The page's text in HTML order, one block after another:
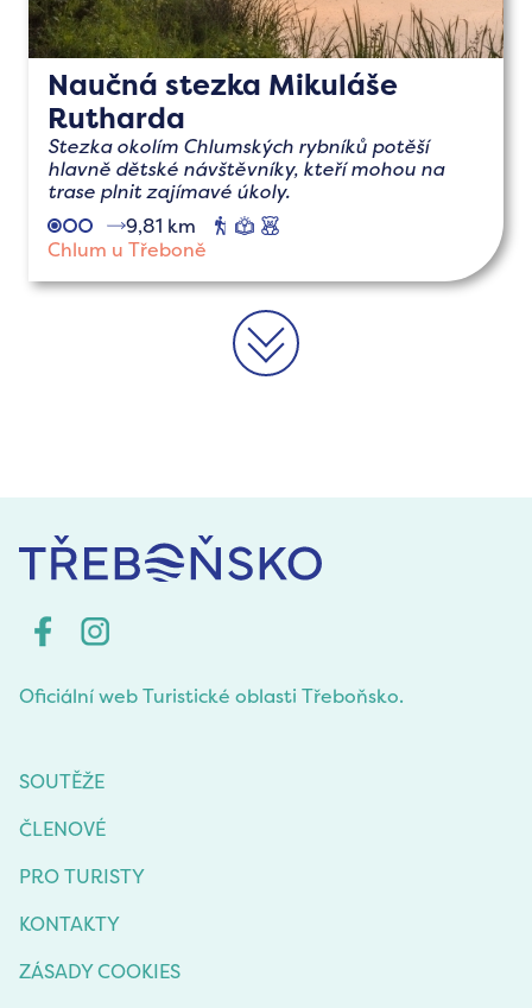
Naučná stezka Mikuláše
Rutharda
Stezka okolím Chlumských rybníků potěší
hlavně dětské návštěvníky, kteří mohou na
trase plnit zajímavé úkoly.
9,81 km
pěšínaučné
Chlum u Třeboně
>>
Oficiální web Turistické oblasti Třeboňsko.
SOUTĚŽE
ČLENOVÉ
PRO TURISTY
KONTAKTY
ZÁSADY COOKIES